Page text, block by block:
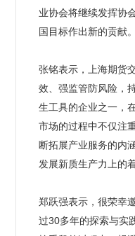
业协会将继续发挥协
国目标作出新的贡献
张铭表示，上海期货
效、强监管防风险，
生工具的企业之一，
市场的过程中不仅注
断拓展产业服务的内
发展新质生产力上的
郑跃强表示，很荣幸
过30多年的探索与实